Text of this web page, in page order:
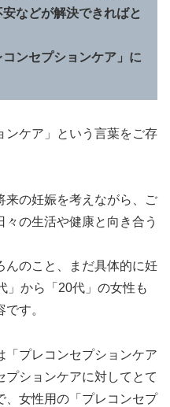
などが解決できればと
ンセプションケア」に
ンケア」という言葉をご存
来の妊娠を考えながら、ご
の生活や健康と向き合う
んのこと、まだ具体的に妊
」から「20代」の女性も
す。
「プレコンセプションケア
プションケアに対してとて
、女性用の「プレコンセプ